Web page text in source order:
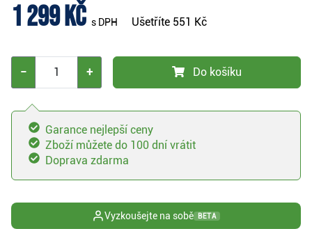
1 299 Kč s DPH Ušetříte 551 Kč
− + Do košíku
Garance nejlepší ceny
Zboží můžete do 100 dní vrátit
Doprava zdarma
Vyzkoušejte na sobě BETA